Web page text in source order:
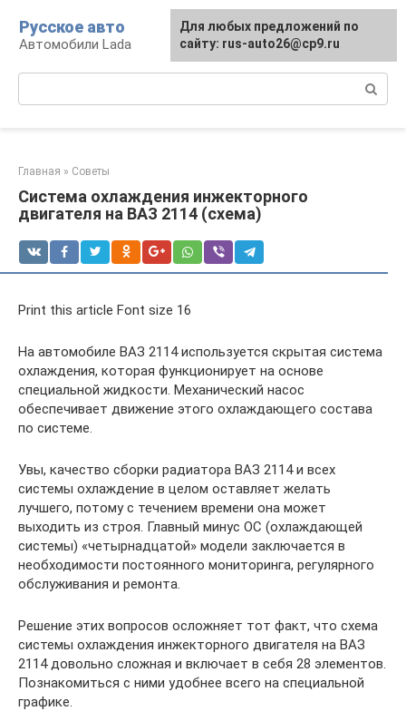
контенту
Русское авто
Автомобили Lada
Главная » Советы
Система охлаждения инжекторного
двигателя на ВАЗ 2114 (схема)
Print this article Font size 16
На автомобиле ВАЗ 2114 используется скрытая система
охлаждения, которая функционирует на основе
специальной жидкости. Механический насос
обеспечивает движение этого охлаждающего состава
по системе.
Увы, качество сборки радиатора ВАЗ 2114 и всех
системы охлаждение в целом оставляет желать
лучшего, потому с течением времени она может
выходить из строя. Главный минус ОС (охлаждающей
системы) «четырнадцатой» модели заключается в
необходимости постоянного мониторинга, регулярного
обслуживания и ремонта.
Решение этих вопросов осложняет тот факт, что схема
системы охлаждения инжекторного двигателя на ВАЗ
2114 довольно сложная и включает в себя 28 элементов.
Познакомиться с ними удобнее всего на специальной
графике.
Для любых предложений по
сайту: rus-auto26@cp9.ru